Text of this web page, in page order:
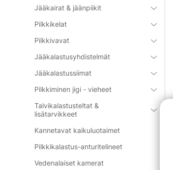
Jääkairat & jäänpiikit
Pilkkikelat
Pilkkivavat
Jääkalastusyhdistelmät
Jääkalastussiimat
Pilkkiminen jigi - vieheet
Talvikalastusteltat &
lisätarvikkeet
Kannetavat kaikuluotaimet
Pilkkikalastus-anturitelineet
Vedenalaiset kamerat
Boxes Medium Titanium Black